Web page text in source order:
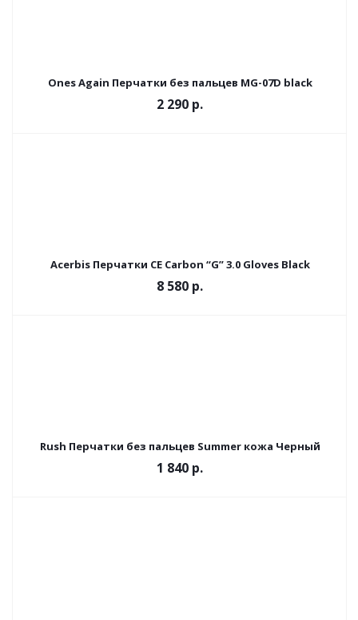
Ones Again Перчатки без пальцев MG-07D black
2 290 р.
Acerbis Перчатки CE Carbon “G” 3.0 Gloves Black
8 580 р.
Rush Перчатки без пальцев Summer кожа Черный
1 840 р.